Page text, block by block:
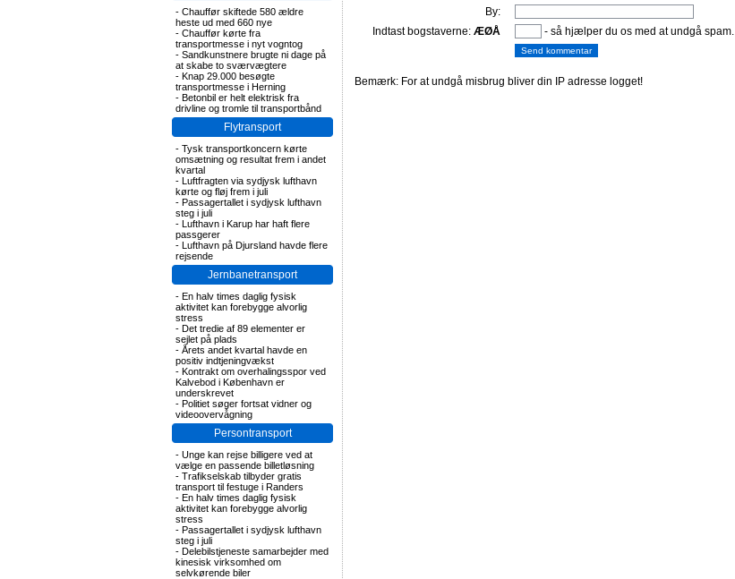
- Chauffør skiftede 580 ældre
heste ud med 660 nye
- Chauffør kørte fra
transportmesse i nyt vogntog
- Sandkunstnere brugte ni dage på
at skabe to sværvægtere
- Knap 29.000 besøgte
transportmesse i Herning
- Betonbil er helt elektrisk fra
drivline og tromle til transportbånd
Flytransport
- Tysk transportkoncern kørte
omsætning og resultat frem i andet
kvartal
- Luftfragten via sydjysk lufthavn
kørte og fløj frem i juli
- Passagertallet i sydjysk lufthavn
steg i juli
- Lufthavn i Karup har haft flere
passgerer
- Lufthavn på Djursland havde flere
rejsende
Jernbanetransport
- En halv times daglig fysisk
aktivitet kan forebygge alvorlig
stress
- Det tredie af 89 elementer er
sejlet på plads
- Årets andet kvartal havde en
positiv indtjeningvækst
- Kontrakt om overhalingsspor ved
Kalvebod i København er
underskrevet
- Politiet søger fortsat vidner og
videoovervågning
Persontransport
- Unge kan rejse billigere ved at
vælge en passende billetløsning
- Trafikselskab tilbyder gratis
transport til festuge i Randers
- En halv times daglig fysisk
aktivitet kan forebygge alvorlig
stress
- Passagertallet i sydjysk lufthavn
steg i juli
- Delebilstjeneste samarbejder med
kinesisk virksomhed om
selvkørende biler
By:
Indtast bogstaverne: ÆØÅ - så hjælper du os med at undgå spam.
Bemærk: For at undgå misbrug bliver din IP adresse logget!